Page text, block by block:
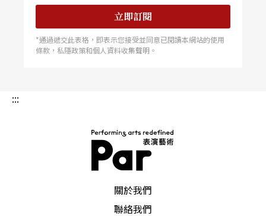
立即訂閱
*通過遞交此表格，即表示您接受並同意已閱讀本網站的使用
條款，私隱政策和個人資料收集聲明。
:::
關於我們
聯絡我們